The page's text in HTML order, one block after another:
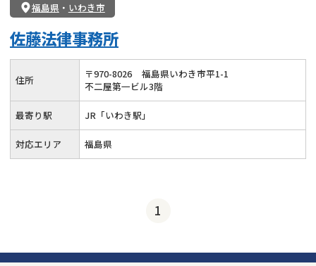
福島県 ・ いわき市
佐藤法律事務所
住所 〒970-8026
福島県いわき市平1-1
不二屋第一ビル3階
最寄り駅 JR「いわき駅」
対応エリア 福島県
1